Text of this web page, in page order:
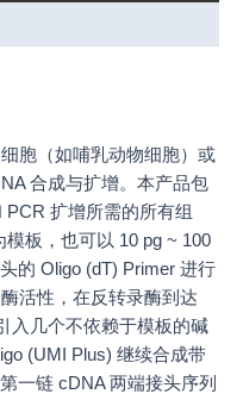
胞（如哺乳动物细胞）或
合成与扩增。本产品包
扩增所需的所有组
板，也可以 10 pg ~ 100
的 Oligo (dT) Primer 进行
活性，在反转录酶到达
入几个不依赖于模板的碱
(UMI Plus) 继续合成带
一链 cDNA 两端接头序列